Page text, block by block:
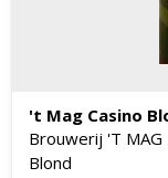
't Mag Casino
Brouwerij 'T MAG
Blond